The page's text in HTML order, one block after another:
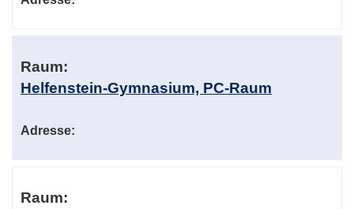
Raum:
Helfenstein-Gymnasium, PC-Raum
Adresse:
Raum: